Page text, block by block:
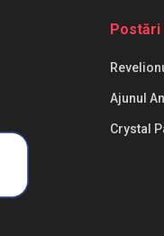
Ajunul
Crystal